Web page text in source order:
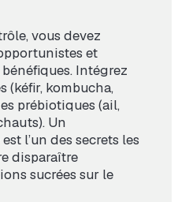
vous devez
et
Intégrez
(kéfir, kombucha,
prébiotiques (ail,
Un
est l’un des secrets les
disparaître
sucrées sur le